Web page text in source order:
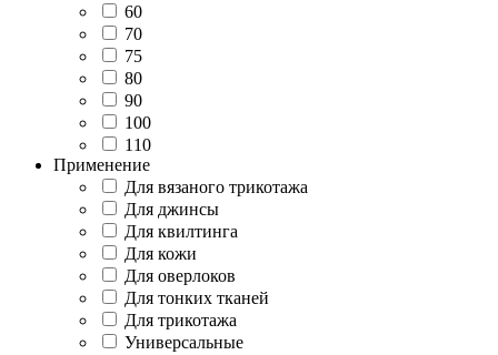
60
70
75
80
90
100
110
Применение
Для вязаного трикотажа
Для джинсы
Для квилтинга
Для кожи
Для оверлоков
Для тонких тканей
Для трикотажа
Универсальные